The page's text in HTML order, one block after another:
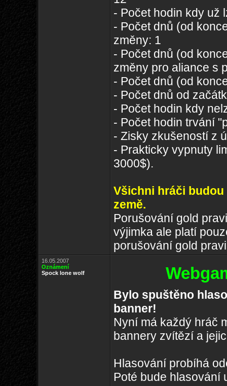
- Počet hodin kdy už
- Počet dnů (od
změny: 1
- Počet dnů (od
změny pro aliance s
- Počet dnů (od
- Počet dnů od
- Počet hodin kdy
- Počet hodin trvání
- Zisky zkušeností z
- Prakticky vypnuty
3000$).
Všichni hráči
země.
Porušování gold
výjimka ale platí
porušování gold
16.05.2007
Oznámení
Spock lone wolf
Bylo spuštěno
banner!
Nyní má každý hráč
bannery zvítězí a
Hlasování probíhá
Poté bude hlasování